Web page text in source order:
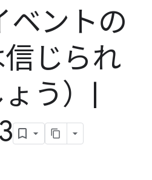
ベントの
じられ
う）